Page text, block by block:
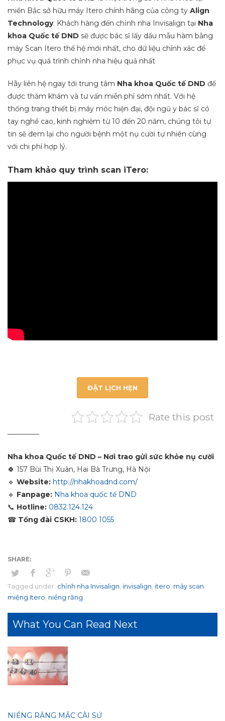
miền Bắc sở hữu máy Itero chính hãng của công ty Align
Technology. Khách hàng đến chỉnh nha Invisalign tại Nha
khoa Quốc tế DND sẽ được bác sĩ lấy dấu mẫu hàm bằng
máy Scan Itero thế hệ mới nhất, cho dữ liệu chính xác để
phục vụ quá trình chỉnh nha hiệu quả nhất
Hãy liên hệ ngay tới trung tâm Nha khoa Quốc tế DND để
được thăm khám và tư vấn miễn phí sớm nhất. Với hệ
thống trang thiết bị máy móc hiện đại, đội ngũ y bác sĩ có
tay nghề cao, kinh nghiệm từ 10 đến 20 năm, chúng tôi tự
tin sẽ đem lại cho người bệnh một nụ cười tự nhiên cùng
với chi phí hợp lý.
Tham khảo quy trình scan iTero:
ĐẶT LỊCH HẸN
Rate this post
Nha khoa Quốc tế DND – Nơi trao gửi sức khỏe nụ cười
🍀 157 Bùi Thị Xuân, Hai Bà Trưng, Hà Nội
🔹 Website: http://nhakhoadnd.com/
🔹 Fanpage: Nha khoa quốc tế DND
📞 Hotline: 0832.124.124
☎ Tổng đài CSKH: 1800 1055
Tagged under: chỉnh nha Invisalign invisalign itero máy scan
miệng Itero niềng răng
What You Can Read Next
NIỀNG RĂNG MẮC CÀI SỨ